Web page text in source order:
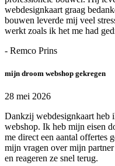
webdesignkaart graag
bouwen leverde mij veel
werkt zoals ik het me had
- Remco Prins
mijn droom webshop gekregen
28 mei 2026
Dankzij webdesignkaart heb
webshop. Ik heb mijn eisen
me direct een aantal offertes
mijn vragen over mijn
en reageren ze snel terug.